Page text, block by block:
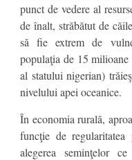
punct de vedere al
de înalt, străbătut de
să fie extrem de
populaţia de 15
al statului nigerian)
nivelului apei oceanice.
În economia rurală,
funcţie de
alegerea seminţelor